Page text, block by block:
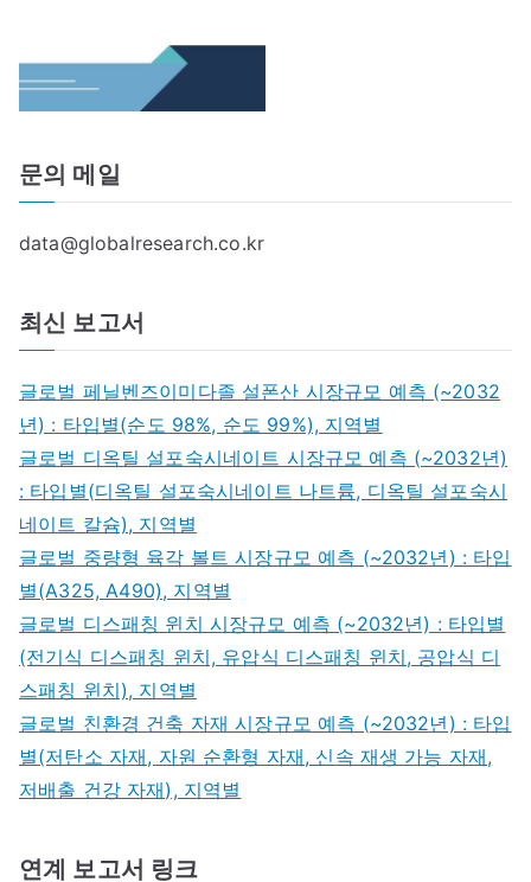
문의 메일
data@globalresearch.co.kr
최신 보고서
글로벌 페닐벤즈이미다졸 설폰산 시장규모 예측 (~2032
년) : 타입별(순도 98%, 순도 99%), 지역별
글로벌 디옥틸 설포숙시네이트 시장규모 예측 (~2032년)
: 타입별(디옥틸 설포숙시네이트 나트륨, 디옥틸 설포숙시
네이트 칼슘), 지역별
글로벌 중량형 육각 볼트 시장규모 예측 (~2032년) : 타입
별(A325, A490), 지역별
글로벌 디스패칭 윈치 시장규모 예측 (~2032년) : 타입별
(전기식 디스패칭 윈치, 유압식 디스패칭 윈치, 공압식 디
스패칭 윈치), 지역별
글로벌 친환경 건축 자재 시장규모 예측 (~2032년) : 타입
별(저탄소 자재, 자원 순환형 자재, 신속 재생 가능 자재,
저배출 건강 자재), 지역별
연계 보고서 링크